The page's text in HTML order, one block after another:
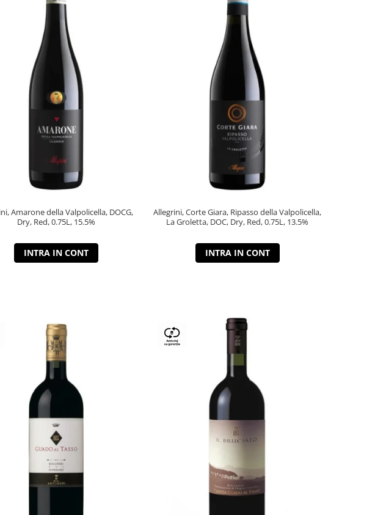
Amarone della Valpolicella, DOCG,
Dry, Red, 0.75L, 15.5%
INTRA IN CONT
Allegrini, Corte Giara, Ripasso della Valpolicella,
La Groletta, DOC, Dry, Red, 0.75L, 13.5%
INTRA IN CONT